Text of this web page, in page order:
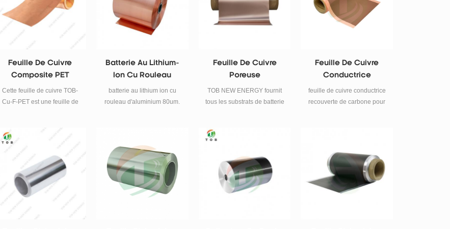
Feuille De Cuivre
Composite PET
(CU+PET+CU)
Cette feuille de cuivre TOB-
Cu-F-PET est une feuille de
Épaisseur : 6,5 μm. Largeur :
280 mm. Longueur :
50 m/rouleau.
Batterie Au Lithium-
Ion Cu Rouleau
D'aluminium 80um
batterie au lithium ion cu
rouleau d'aluminium 80um.
Feuille De Cuivre
Poreuse
Tridimensionnelle
Pour Batterie Lithium-
TOB NEW ENERGY fournit
tous les substrats de batterie
tridimensionnelle, feuille
d'aluminium poreuse, feuille
de graphite, etc.
Feuille De Cuivre
Conductrice
Recouverte De
Carbone Pour
feuille de cuivre conductrice
recouverte de carbone pour